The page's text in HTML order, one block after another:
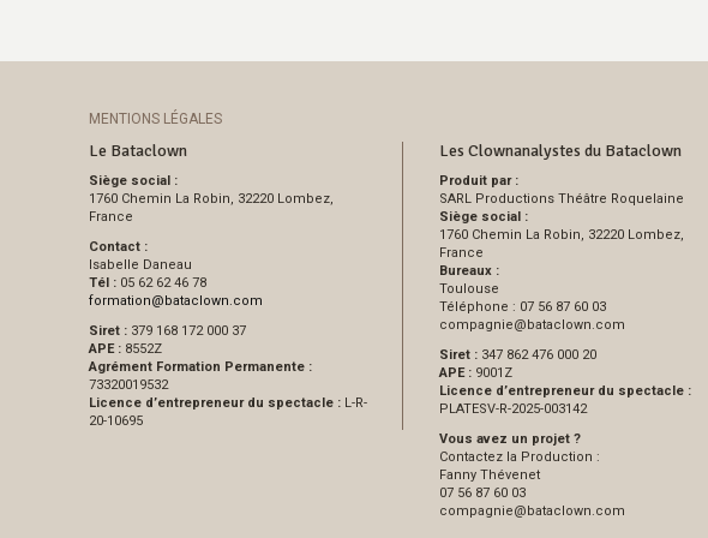
MENTIONS LÉGALES
Le Bataclown
Siège social :
1760 Chemin La Robin, 32220 Lombez,
France
Contact :
Isabelle Daneau
Tél : 05 62 62 46 78
formation@ bataclown.com
Siret :379 168 172 000 37
APE :8552Z
Agrément Formation Permanente :
73320019532
Licence d’entrepreneur du spectacle : L-R-
20-10695
Les Clownanalystes du Bataclown
Produit par :
SARL Productions Théâtre Roquelaine
Siège social :
1760 Chemin La Robin, 32220 Lombez,
France
Bureaux :
Toulouse
Téléphone : 07 56 87 60 03
compagnie@ bataclown.com
Siret : 347 862 476 000 20
APE : 9001Z
Licence d’entrepreneur du spectacle :
PLATESV-R-2025-003142
Vous avez un projet ?
Contactez la Production :
Fanny Thévenet
07 56 87 60 03
compagnie@ bataclown.com